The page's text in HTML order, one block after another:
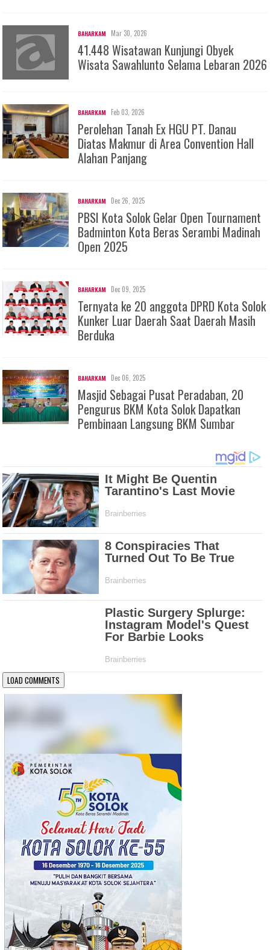
BAHARKAM Mar 30, 2026
41.448 Wisatawan Kunjungi Obyek
Wisata Sawahlunto Selama Lebaran 2026
BAHARKAM Feb 03, 2026
Perolehan Tanah Ex HGU PT. Danau
Diatas Makmur di Area Convention Hall
Alahan Panjang
BAHARKAM Dec 26, 2025
PBSI Kota Solok Gelar Open Tournament
Badminton Kota Beras Serambi Madinah
Open 2025
BAHARKAM Dec 09, 2025
Ternyata ke 20 anggota DPRD Kota Solok
Kunker Luar Daerah Saat Daerah Masih
Berduka
BAHARKAM Dec 06, 2025
Masjid Sebagai Pusat Peradaban, 20
Pengurus BKM Kota Solok Dapatkan
Pembinaan Langsung BKM Sumbar
LOAD COMMENTS